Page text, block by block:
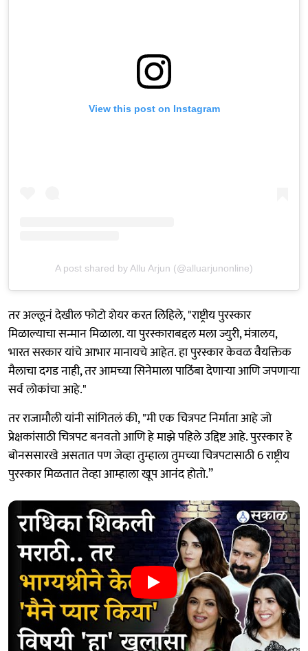
View this post on Instagram
A post shared by Allu Arjun (@alluarjunonline)
तर अल्लूनं देखील फोटो शेयर करत लिहिले, "राष्ट्रीय पुरस्कार
मिळाल्याचा सन्मान मिळाला. या पुरस्काराबद्दल मला ज्युरी, मंत्रालय,
भारत सरकार यांचे आभार मानायचे आहेत. हा पुरस्कार केवळ वैयक्तिक
मैलाचा दगड नाही, तर आमच्या सिनेमाला पाठिंबा देणाऱ्या आणि जपणाऱ्या
सर्व लोकांचा आहे."
तर राजामौली यांनी सांगितलं की, "मी एक चित्रपट निर्माता आहे जो
प्रेक्षकांसाठी चित्रपट बनवतो आणि हे माझे पहिले उद्दिष्ट आहे. पुरस्कार हे
बोनससारखे असतात पण जेव्हा तुम्हाला तुमच्या चित्रपटासाठी 6 राष्ट्रीय
पुरस्कार मिळतात तेव्हा आम्हाला खूप आनंद होतो.”